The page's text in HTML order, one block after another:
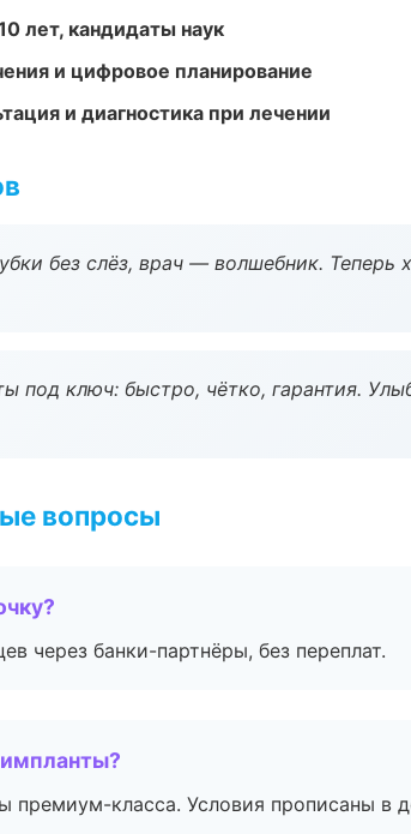
лет, кандидаты наук
и цифровое планирование
и диагностика при лечении
без слёз, врач — волшебник. Теперь
под ключ: быстро, чётко, гарантия.
вопросы
через банки-партнёры, без переплат.
импланты?
премиум-класса. Условия прописаны в